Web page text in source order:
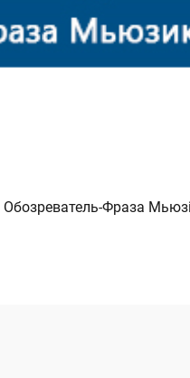
Обозреватель-Фраза